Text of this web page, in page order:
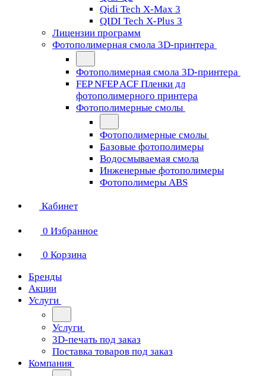
Qidi Tech X-Max 3
QIDI Tech X-Plus 3
Лицензии программ
Фотополимерная смола 3D-принтера
Фотополимерная смола 3D-принтера
FEP NFEP ACF Пленки дл
фотополимерного принтера
Фотополимерные смолы
Фотополимерные смолы
Базовые фотополимеры
Водосмываемая смола
Инженерные фотополимеры
Фотополимеры ABS
Кабинет
0 Избранное
0 Корзина
Бренды
Акции
Услуги
Услуги
3D-печать под заказ
Поставка товаров под заказ
Компания